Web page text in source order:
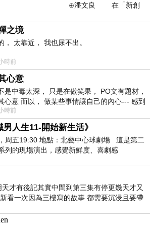
在「新創
之境
， 太靠近， 我也尿不出。
時前
心意
是中毒太深， 只是在做笑果， PO文有題材，
心意 而以， 做某些事情讓自己的內心--- 感到
。
時前
人生11-開始新生活》
周五19:30 地點：北藝中心球劇場 這是第二
列的現場演出，感覺新鮮度、喜劇感
才有後記其實中間到第三集有停更幾天才又
看一次因為三樓寫的故事 都需要沉浸且要帶